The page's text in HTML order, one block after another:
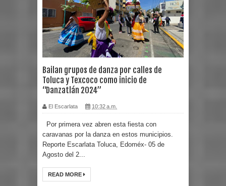
Bailan grupos de danza por calles de
Toluca y Texcoco como inicio de
“Danzatlán 2024”
El Escarlata 10:32 a.m.
Por primera vez abren esta fiesta con
caravanas por la danza en estos municipios.
Reporte Escarlata Toluca, Edoméx- 05 de
Agosto del 2...
READ MORE